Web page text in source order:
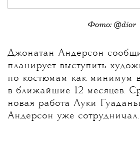
Фото: @dior
Джонатан Андерсон
планирует выступить
по костюмам как минимум
в ближайшие 12 месяцев.
новая работа Луки
Андерсон уже сотрудничал.